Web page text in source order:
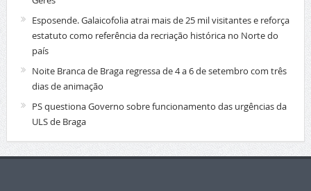
Esposende. Galaicofolia atrai mais de 25 mil visitantes e reforça
estatuto como referência da recriação histórica no Norte do
país
Noite Branca de Braga regressa de 4 a 6 de setembro com três
dias de animação
PS questiona Governo sobre funcionamento das urgências da
ULS de Braga